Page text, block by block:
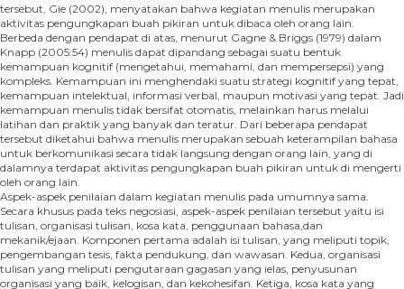
tersebut, Gie (2002), menyatakan bahwa kegiatan menulis merupakan
aktivitas pengungkapan buah pikiran untuk dibaca oleh orang lain.
Berbeda dengan pendapat di atas, menurut Gagne & Briggs (1979) dalam
Knapp (2005:54) menulis dapat dipandang sebagai suatu bentuk
kemampuan kognitif (mengetahui, memahami, dan mempersepsi) yang
kompleks. Kemampuan ini menghendaki suatu strategi kognitif yang tepat,
kemampuan intelektual, informasi verbal, maupun motivasi yang tepat. Jadi
kemampuan menulis tidak bersifat otomatis, melainkan harus melalui
latihan dan praktik yang banyak dan teratur. Dari beberapa pendapat
tersebut diketahui bahwa menulis merupakan sebuah keterampilan bahasa
untuk berkomunikasi secara tidak langsung dengan orang lain, yang di
dalamnya terdapat aktivitas pengungkapan buah pikiran untuk di mengerti
oleh orang lain.
Aspek-aspek penilaian dalam kegiatan menulis pada umumnya sama.
Secara khusus pada teks negosiasi, aspek-aspek penilaian tersebut yaitu isi
tulisan, organisasi tulisan, kosa kata, penggunaan bahasa,dan
mekanik/ejaan. Komponen pertama adalah isi tulisan, yang meliputi topik,
pengembangan tesis, fakta pendukung, dan wawasan. Kedua, organisasi
tulisan yang meliputi pengutaraan gagasan yang ielas, penyusunan
organisasi yang baik, kelogisan, dan kekohesifan. Ketiga, kosa kata yang